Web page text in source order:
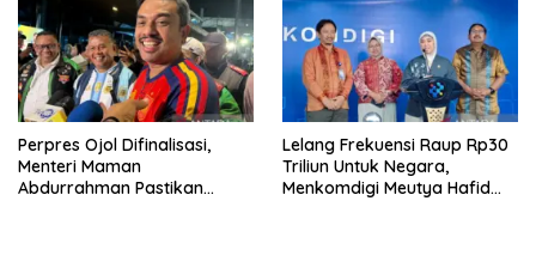
Perpres Ojol Difinalisasi,
Menteri Maman
Abdurrahman Pastikan
Lelang Frekuensi Raup Rp30
Triliun Untuk Negara,
Menkomdigi Meutya Hafid